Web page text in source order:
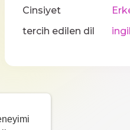
Cinsiyet
tercih edilen dil